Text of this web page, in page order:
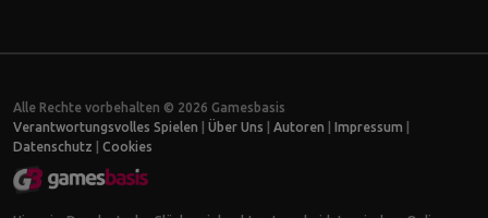
Alle Rechte vorbehalten © 2026 Gamesbasis
Verantwortungsvolles Spielen
Über Uns Autoren Impressum
Datenschutz
Cookies